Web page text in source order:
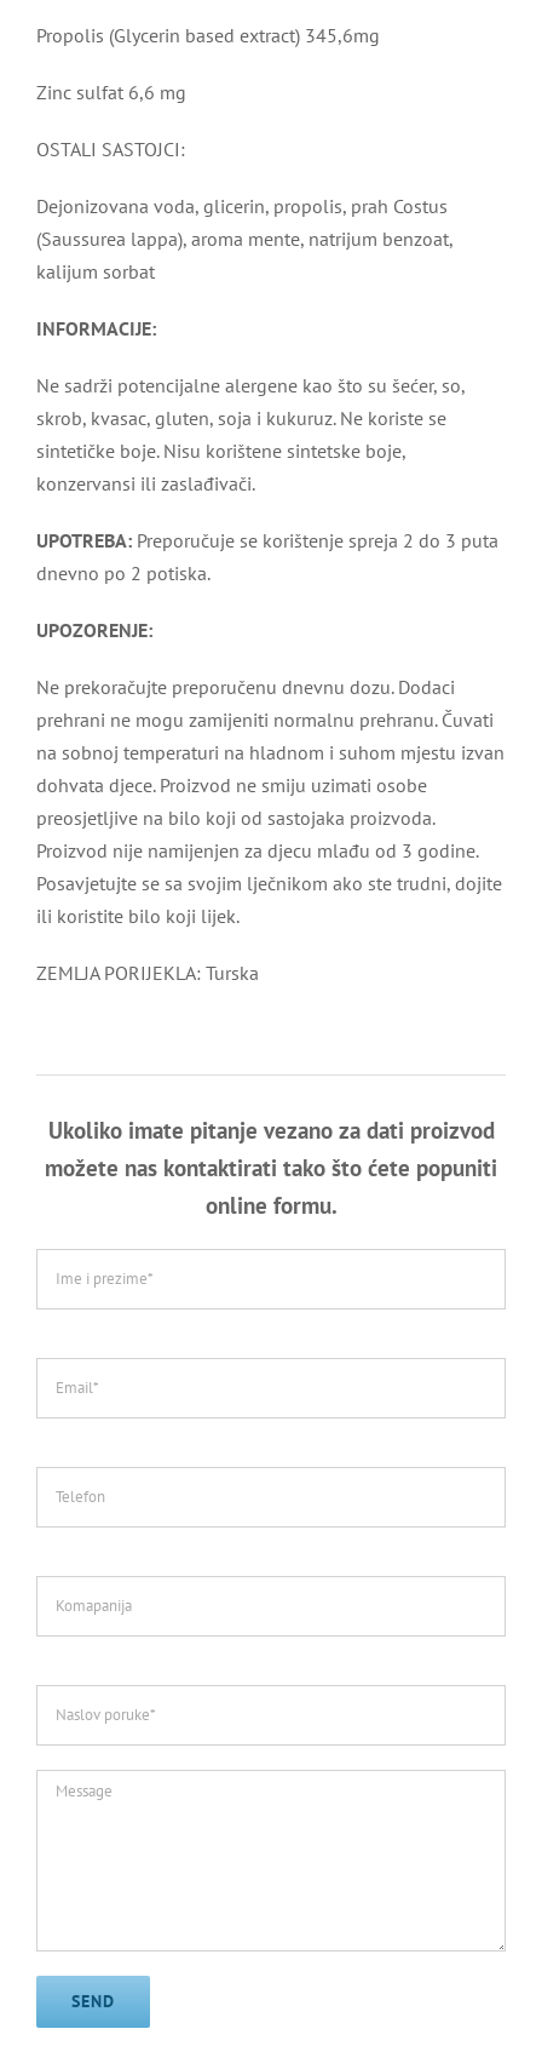
Propolis (Glycerin based extract) 345,6mg
Zinc sulfat 6,6 mg
OSTALI SASTOJCI:
Dejonizovana voda, glicerin, propolis, prah Costus
(Saussurea lappa), aroma mente, natrijum benzoat,
kalijum sorbat
INFORMACIJE:
Ne sadrži potencijalne alergene kao što su šećer, so,
skrob, kvasac, gluten, soja i kukuruz. Ne koriste se
sintetičke boje. Nisu korištene sintetske boje,
konzervansi ili zaslađivači.
UPOTREBA:Preporučuje se korištenje spreja 2 do 3 puta
dnevno po 2 potiska.
UPOZORENJE:
Ne prekoračujte preporučenu dnevnu dozu. Dodaci
prehrani ne mogu zamijeniti normalnu prehranu. Čuvati
na sobnoj temperaturi na hladnom i suhom mjestu izvan
dohvata djece. Proizvod ne smiju uzimati osobe
preosjetljive na bilo koji od sastojaka proizvoda.
Proizvod nije namijenjen za djecu mlađu od 3 godine.
Posavjetujte se sa svojim lječnikom ako ste trudni, dojite
ili koristite bilo koji lijek.
ZEMLJA PORIJEKLA: Turska
Ukoliko imate pitanje vezano za dati proizvod
možete nas kontaktirati tako što ćete popuniti
online formu.